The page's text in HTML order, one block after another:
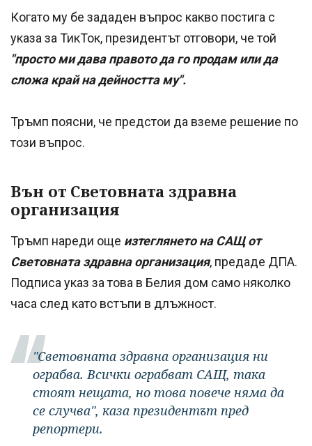
Когато му бе зададен въпрос какво постига с
указа за ТикТок, президентът отговори, че той
"просто ми дава правото да го продам или да
сложа край на дейността му".
Тръмп поясни, че предстои да вземе решение по
този въпрос.
Вън от Световната здравна
организация
Тръмп нареди още изтеглянето на САЩ от
Световната здравна организация, предаде ДПА.
Подписа указ за това в Белия дом само няколко
часа след като встъпи в длъжност.
"Световната здравна организация ни
ограбва. Всички ограбват САЩ, така
стоят нещата, но това повече няма да
се случва", каза президентът пред
репортери.